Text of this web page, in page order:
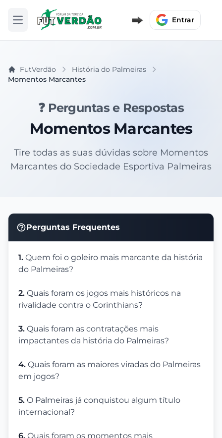
Abrir menu Entrar
FutVerdão
História do Palmeiras
Momentos Marcantes
❓ Perguntas e Respostas
Momentos Marcantes
Tire todas as suas dúvidas sobre Momentos
Marcantes do Sociedade Esportiva Palmeiras
Perguntas Frequentes
1. Quem foi o goleiro mais marcante da história
do Palmeiras?
2. Quais foram os jogos mais históricos na
rivalidade contra o Corinthians?
3. Quais foram as contratações mais
impactantes da história do Palmeiras?
4. Quais foram as maiores viradas do Palmeiras
em jogos?
5. O Palmeiras já conquistou algum título
internacional?
6. Quais foram os momentos mais